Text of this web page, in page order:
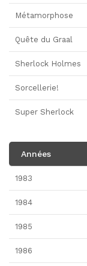
Métamorphose
Quête du Graal
Sherlock Holmes
Sorcellerie!
Super Sherlock
Années
1983
1984
1985
1986